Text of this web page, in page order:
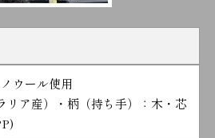
ウール使用
リア産）・柄（持ち手）：木・芯